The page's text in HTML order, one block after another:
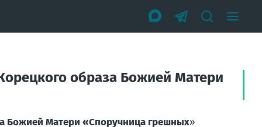
образа Божией Матери
Божией Матери «Споручница грешных»